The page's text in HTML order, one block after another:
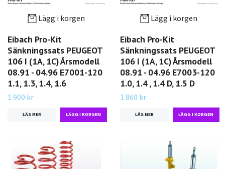
Lägg i korgen
Eibach Pro-Kit
Sänkningssats PEUGEOT
106 I (1A, 1C) Årsmodell
08.91 - 04.96 E7001-120
1.1, 1.3, 1.4, 1.6
1 900 kr
LÄS MER
Lägg i korgen
Eibach Pro-Kit
Sänkningssats PEUGEOT
106 I (1A, 1C) Årsmodell
08.91 - 04.96 E7003-120
1.0, 1.4 , 1.4 D, 1.5 D
1 860 kr
LÄS MER